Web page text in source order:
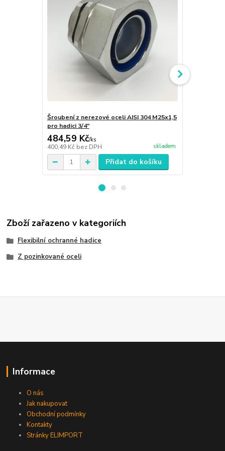
Šroubení z nerezové oceli AISI 304 M25x1,5
pro hadici 3/4"
484,59 Kč/ks
400,49 Kč bez DPH skladem
Přidat do košíku
Zboží zařazeno v kategoriích
Flexibilní ochranné hadice
Z pozinkované oceli
Informace
O nás
Jak nakupovat
Obchodní podmínky
Kontakty
Stránky ELIMPORT